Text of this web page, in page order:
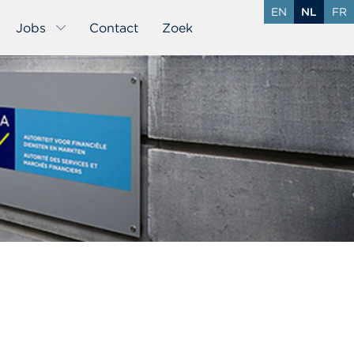
Jobs Contact Zoek
EN NL FR